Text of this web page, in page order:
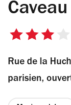
3
5
Rue de la
parisien,